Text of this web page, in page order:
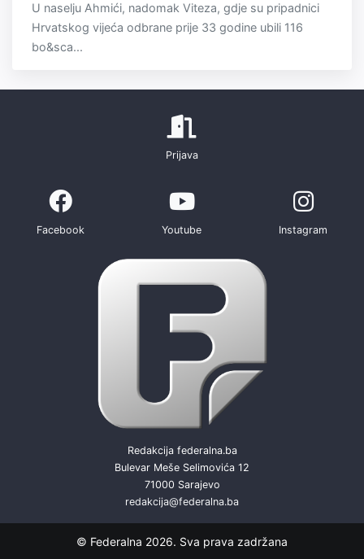
U naselju Ahmići, nadomak Viteza, gdje su pripadnici
Hrvatskog vijeća odbrane prije 33 godine ubili 116
bo&sca...
Prijava
Facebook Youtube Instagram
Redakcija federalna.ba
Bulevar Meše Selimovića 12
71000 Sarajevo
redakcija@federalna.ba
© Federalna 2026. Sva prava zadržana